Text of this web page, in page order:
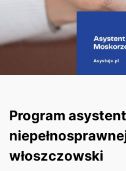
Program
włoszczowski